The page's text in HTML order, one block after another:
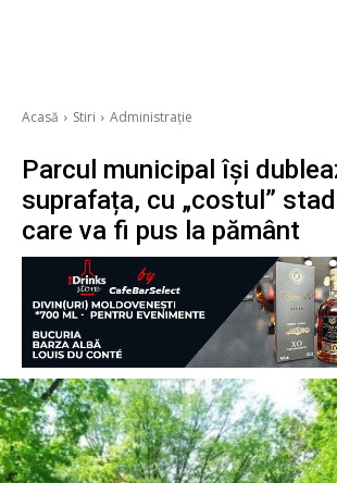
Acasă Stiri Administrație
Parcul municipal își
suprafața, cu „costul”
care va fi pus la pământ